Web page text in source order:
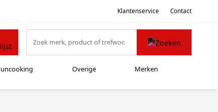
Klantenservice Contact
Overige Merken